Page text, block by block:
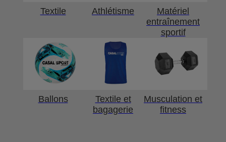
Textile Athlétisme
Matériel
entraînement
sportif
Ballons
Textile et
bagagerie
Musculation et
fitness